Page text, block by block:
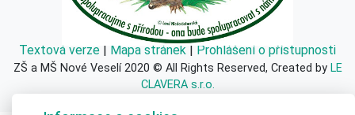
Textová verze | Mapa stránek | Prohlášení o přístupnosti
ZŠ a MŠ Nové Veselí 2020 © All Rights Reserved, Created by LE
CLAVERA s.r.o.